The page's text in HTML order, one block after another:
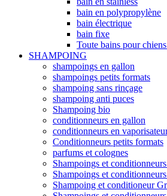
bain en polypropylène
bain électrique
bain fixe
Toute bains pour
SHAMPOING
shampoings en gallon
shampoings petits formats
shampoing sans rinçage
shampoing anti puces
Shampoing bio
conditionneurs en gallon
conditionneurs en
Conditionneurs petits formats
parfums et colognes
Shampoings et
Shampoings et
Shampoing et conditioneur